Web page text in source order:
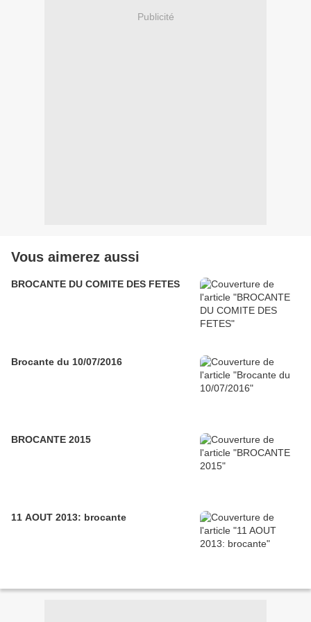
Publicité
Vous aimerez aussi
BROCANTE DU COMITE DES FETES
Brocante du 10/07/2016
BROCANTE 2015
11 AOUT 2013: brocante